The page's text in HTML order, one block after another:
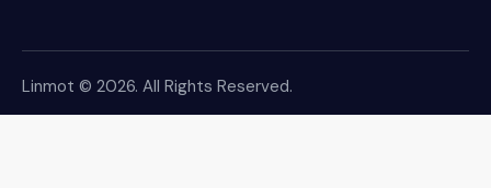
Linmot © 2026. All Rights Reserved.